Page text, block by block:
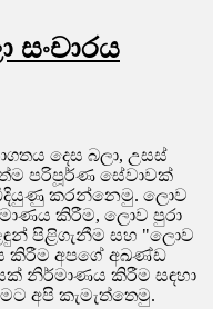
සංචාරය
දෙස බලා, උසස්
පරිපූර්ණ සේවාවක්
කරන්නෙමු. ලොව
කිරීම, ලොව පුරා
පිළිගැනීම සහ "ලොව
කිරීම අපගේ අඛණ්ඩ
නිර්මාණය කිරීම සඳහා
අපි කැමැත්තෙමු.